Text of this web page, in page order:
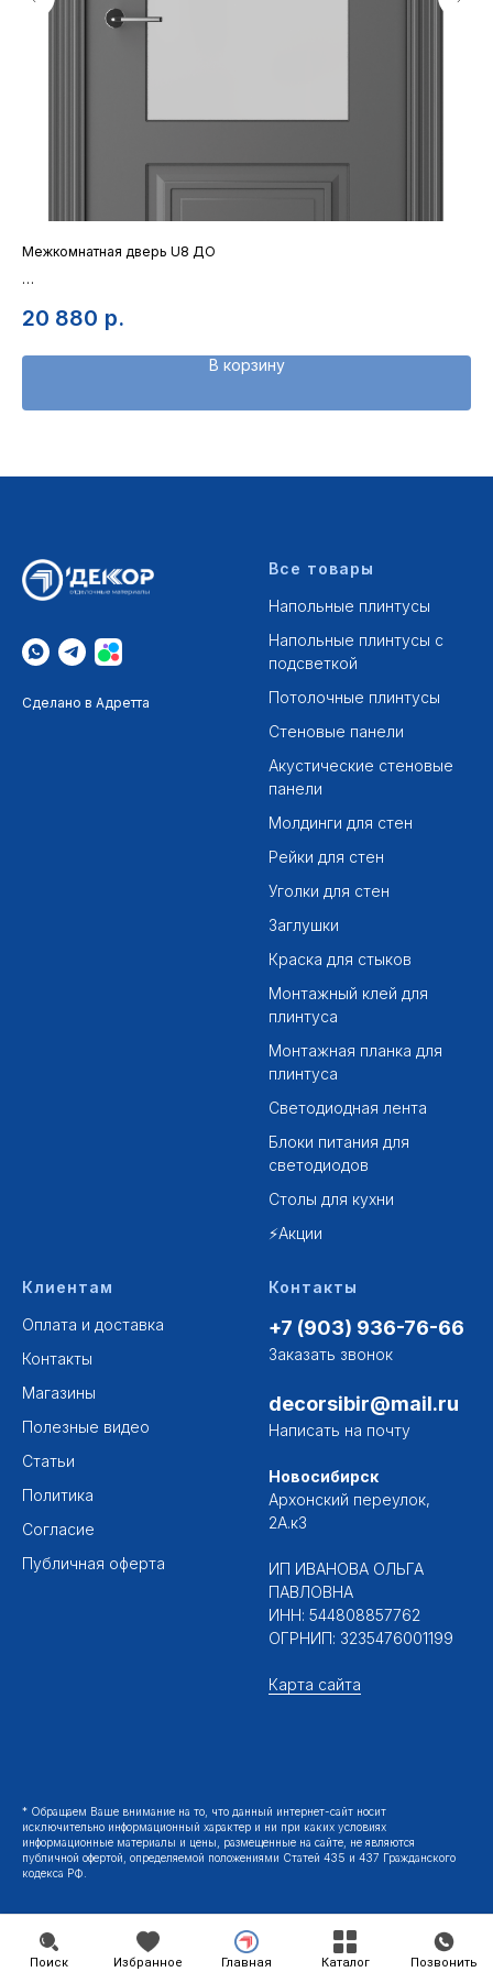
Межкомнатная дверь U8 ДО
20 880 р.
В корзину
Сделано в Адретта
Все товары
Напольные плинтусы
Напольные плинтусы с
подсветкой
Потолочные плинтусы
Стеновые панели
Акустические стеновые
панели
Молдинги для стен
Рейки для стен
Уголки для стен
Заглушки
Краска для стыков
Монтажный клей для
плинтуса
Монтажная планка для
плинтуса
Светодиодная лента
Блоки питания для
светодиодов
Столы для кухни
⚡Акции
Клиентам
Оплата и доставка
Контакты
Магазины
Полезные видео
Статьи
Политика
Согласие
Публичная оферта
Контакты
+7 (903) 936-76-66
Заказать звонок
decorsibir@mail.ru
Написать на почту
Новосибирск
Архонский переулок,
2А.к3
ИП ИВАНОВА ОЛЬГА
ПАВЛОВНА
ИНН: 544808857762
ОГРНИП: 3235476001199
Карта сайта
* Обращаем Ваше внимание на то, что данный интернет-сайт носит
исключительно информационный характер и ни при каких условиях
информационные материалы и цены, размещенные на сайте, не являются
публичной офертой, определяемой положениями Статей 435 и 437 Гражданского
кодекса РФ.
Поиск Избранное Главная Каталог Позвонить